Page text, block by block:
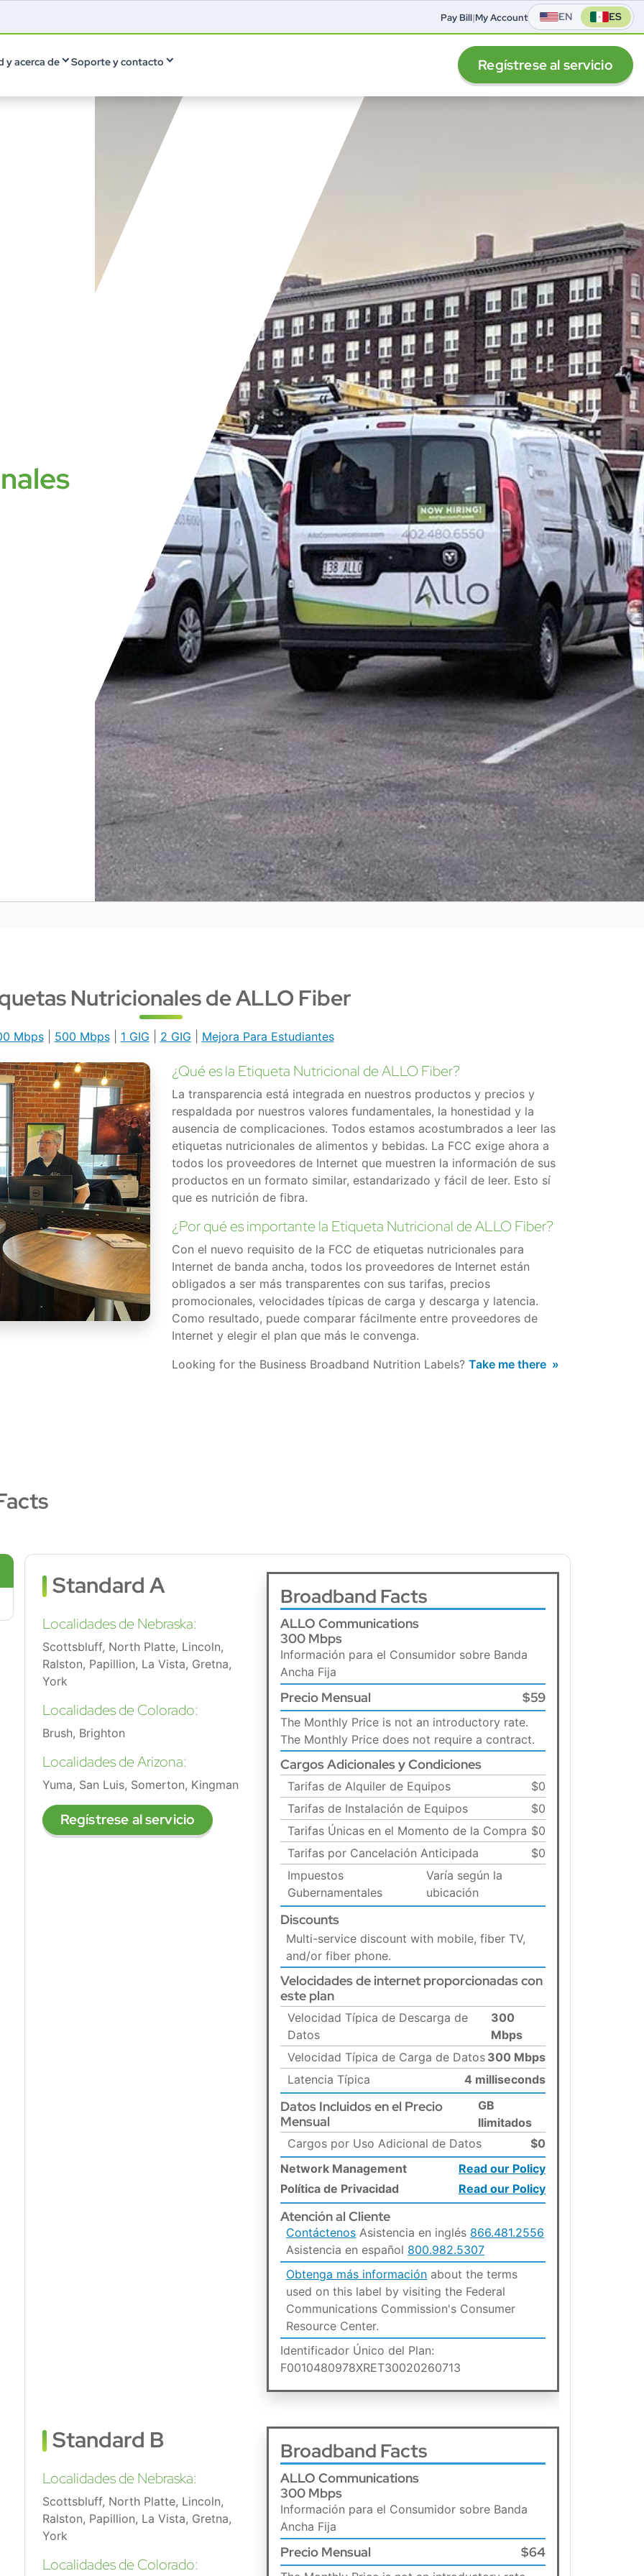
Pay Bill|My Account EN ES
y acerca de Soporte y contacto Regístrese al servicio
Nutricionales de ALLO Fiber
Mbps| 500 Mbps| 1 GIG 2 GIG Mejora Para Estudiantes
¿Qué es la Etiqueta Nutricional de ALLO Fiber?
La transparencia está integrada en nuestros productos y precios y
respaldada por nuestros valores fundamentales, la honestidad y la
ausencia de complicaciones. Todos estamos acostumbrados a leer las
etiquetas nutricionales de alimentos y bebidas. La FCC exige ahora a
todos los proveedores de Internet que muestren la información de sus
productos en un formato similar, estandarizado y fácil de leer. Esto sí
que es nutrición de fibra.
¿Por qué es importante la Etiqueta Nutricional de ALLO Fiber?
Con el nuevo requisito de la FCC de etiquetas nutricionales para
Internet de banda ancha, todos los proveedores de Internet están
obligados a ser más transparentes con sus tarifas, precios
promocionales, velocidades típicas de carga y descarga y latencia.
Como resultado, puede comparar fácilmente entre proveedores de
Internet y elegir el plan que más le convenga.
Looking for the Business Broadband Nutrition Labels? Take me there
Standard A
Localidades de Nebraska:
Scottsbluff, North Platte, Lincoln,
Ralston, Papillion, La Vista, Gretna,
York
Localidades de Colorado:
Brush, Brighton
Localidades de Arizona:
Yuma, San Luis, Somerton, Kingman
Regístrese al servicio
Broadband Facts
ALLO Communications
300 Mbps
Información para el Consumidor sobre Banda
Ancha Fija
Precio Mensual $59
The Monthly Price is not an introductory rate.
The Monthly Price does not require a contract.
Cargos Adicionales y Condiciones
Tarifas de Alquiler de Equipos
$0
Tarifas de Instalación de Equipos
$0
Tarifas Únicas en el Momento de la Compra $0
Tarifas por Cancelación Anticipada
$0
Impuestos
Gubernamentales
Varía según la
ubicación
Discounts
Multi-service discount with mobile, fiber TV,
and/or fiber phone.
Velocidades de internet proporcionadas con
este plan
Velocidad Típica de Descarga de
Datos
300
Mbps
Velocidad Típica de Carga de Datos 300 Mbps
Latencia Típica
4 milliseconds
Datos Incluidos en el Precio
Mensual
GB
Ilimitados
Cargos por Uso Adicional de Datos
$0
Network Management
Read our Policy
Política de Privacidad
Read our Policy
Atención al Cliente
Contáctenos Asistencia en inglés 866.481.2556
Asistencia en español 800.982.5307
Obtenga más información about the terms
used on this label by visiting the Federal
Communications Commission's Consumer
Resource Center.
Identificador Único del Plan:
F0010480978XRET30020260713
Standard B
Localidades de Nebraska:
Scottsbluff, North Platte, Lincoln,
Ralston, Papillion, La Vista, Gretna,
York
Localidades de Colorado:
Broadband Facts
ALLO Communications
300 Mbps
Información para el Consumidor sobre Banda
Ancha Fija
Precio Mensual $64